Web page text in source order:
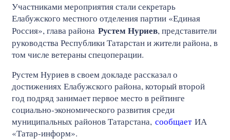
Участниками мероприятия стали секретарь
Елабужского местного отделения партии «Единая
Россия», глава района Рустем Нуриев, представители
руководства Республики Татарстан и жители района, в
том числе ветераны спецоперации.
Рустем Нуриев в своем докладе рассказал о
достижениях Елабужского района, который второй
год подряд занимает первое место в рейтинге
социально‑экономического развития среди
муниципальных районов Татарстана, сообщаетИА
«Татар-информ».